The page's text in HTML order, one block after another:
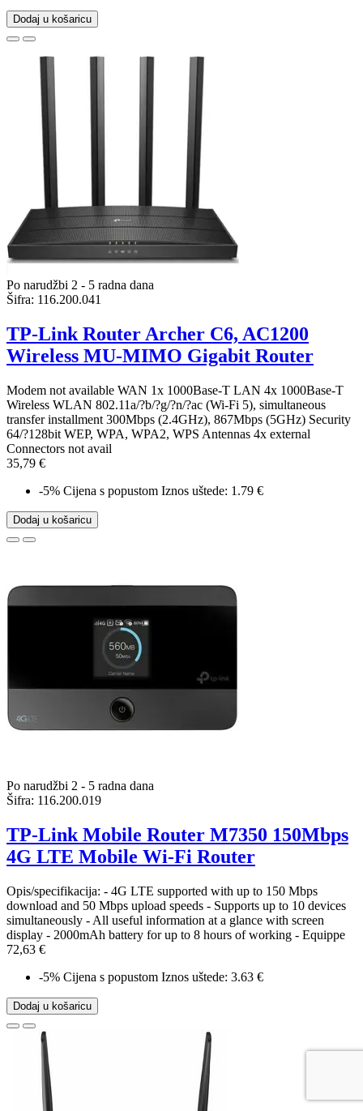
Dodaj u košaricu
Po narudžbi 2 - 5 radna dana
Šifra: 116.200.041
TP-Link Router Archer C6, AC1200
Wireless MU-MIMO Gigabit Router
Modem not available WAN 1x 1000Base-T LAN 4x 1000Base-T
Wireless WLAN 802.11a/?b/?g/?n/?ac (Wi-Fi 5), simultaneous
transfer installment 300Mbps (2.4GHz), 867Mbps (5GHz) Security
64/?128bit WEP, WPA, WPA2, WPS Antennas 4x external
Connectors not avail
35,79 €
-5% Cijena s popustom Iznos uštede: 1.79 €
Dodaj u košaricu
Po narudžbi 2 - 5 radna dana
Šifra: 116.200.019
TP-Link Mobile Router M7350 150Mbps
4G LTE Mobile Wi-Fi Router
Opis/specifikacija: - 4G LTE supported with up to 150 Mbps
download and 50 Mbps upload speeds - Supports up to 10 devices
simultaneously - All useful information at a glance with screen
display - 2000mAh battery for up to 8 hours of working - Equippe
72,63 €
-5% Cijena s popustom Iznos uštede: 3.63 €
Dodaj u košaricu